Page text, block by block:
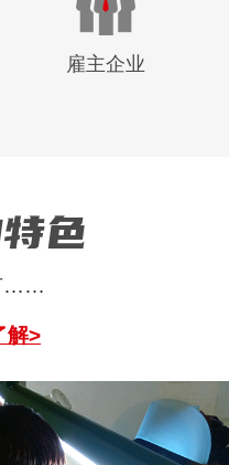
雇主企业
色
……
解>